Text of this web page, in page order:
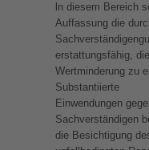
ln diesem Bereich
Auffassung die
erstattungsfähig,
Wertminderung zu
Substantiierte
Einwendungen
Sachverständigen
die Besichtigung